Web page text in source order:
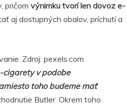
pričom výnimku tvorí len dovoz e-
aj dostupných obalov, príchutí a
Zdroj: pexels.com
cigarety v podobe
toho budeme mať
Butler. Okrem toho